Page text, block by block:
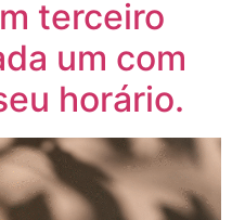
terceiro
um com
horário.